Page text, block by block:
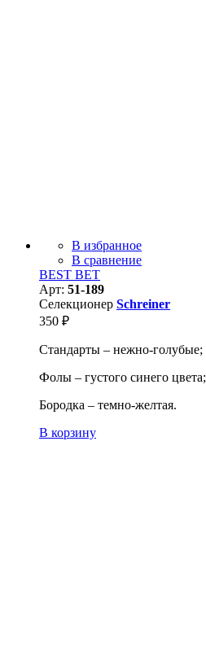
В избранное
В сравнение
BEST BET
Арт: 51-189
Селекционер Schreiner
350 ₽
Стандарты – нежно-голубые;
Фолы – густого синего цвета;
Бородка – темно-желтая.
В корзину